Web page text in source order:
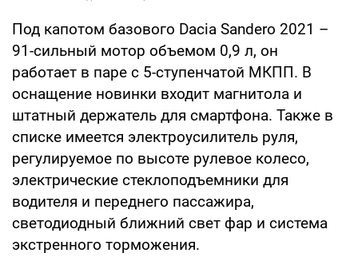
Под капотом базового Dacia Sandero 2021 –
91-сильный мотор объемом 0,9 л, он
работает в паре с 5-ступенчатой МКПП. В
оснащение новинки входит магнитола и
штатный держатель для смартфона. Также в
списке имеется электроусилитель руля,
регулируемое по высоте рулевое колесо,
электрические стеклоподъемники для
водителя и переднего пассажира,
светодиодный ближний свет фар и система
экстренного торможения.